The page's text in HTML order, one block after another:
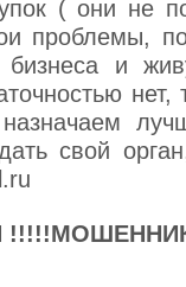
( они не
проблемы,
и
свой